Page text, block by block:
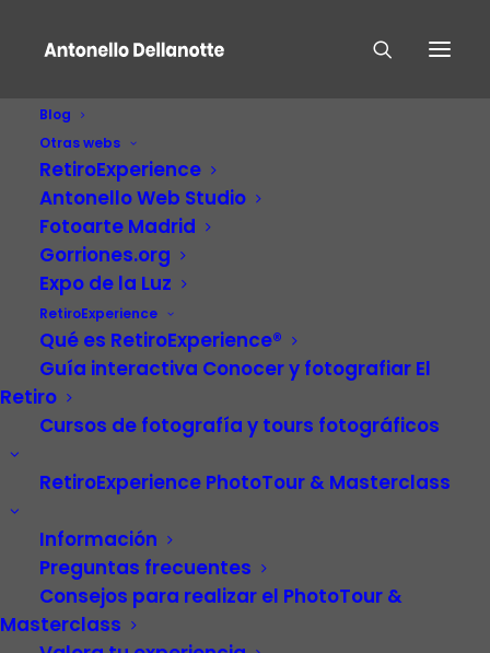
Blog
Otras webs
RetiroExperience
Antonello Web Studio
Fotoarte Madrid
Gorriones.org
Expo de la Luz
RetiroExperience
Qué es RetiroExperience®
Guía interactiva Conocer y fotografiar El
Retiro
Cursos de fotografía y tours fotográficos
RetiroExperience PhotoTour & Masterclass
Información
Preguntas frecuentes
Consejos para realizar el PhotoTour &
Masterclass
El Abejero